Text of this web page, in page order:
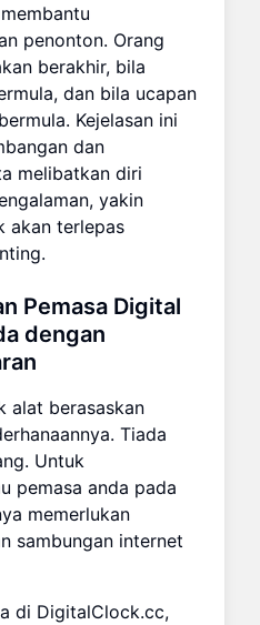
penonton. Orang
berakhir, bila
dan bila ucapan
Kejelasan ini
dan
melibatkan diri
yakin
akan terlepas
Pemasa Digital
dengan
alat berasaskan
Tiada
Untuk
pemasa anda pada
memerlukan
sambungan internet
di DigitalClock.cc,